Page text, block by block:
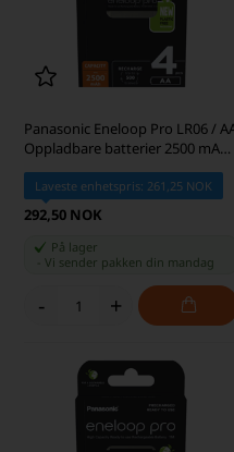
Panasonic Eneloop Pro LR06 /
Oppladbare batterier 2500 mAh
BK-3HCDE/4BE
Laveste enhetspris: 261,25 NOK
292,50 NOK
På lager
-Vi sender pakken din mandag
- +